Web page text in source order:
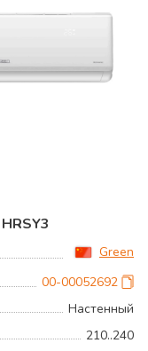
Green
00-00052692
Настенный
210..240